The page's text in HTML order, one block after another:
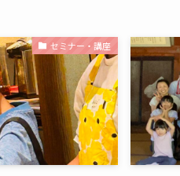
セミナー・講座